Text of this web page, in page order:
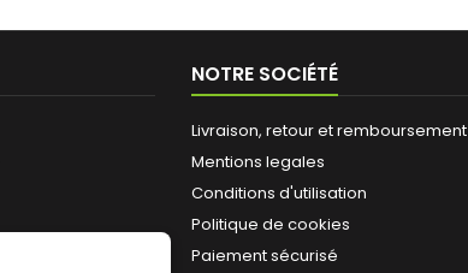
NOTRE SOCIÉTÉ
Livraison, retour et remboursement
Mentions legales
Conditions d'utilisation
Politique de cookies
Paiement sécurisé